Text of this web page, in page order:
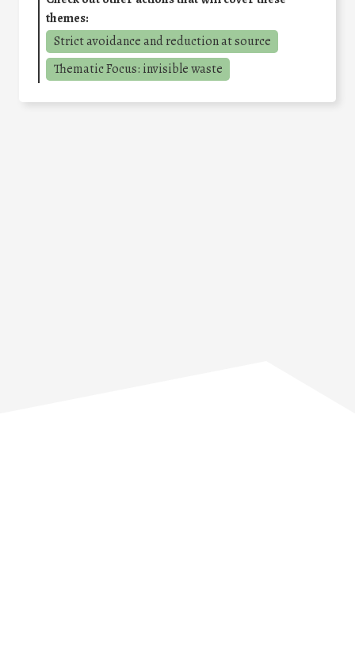
themes:
Strict avoidance and reduction at source
Thematic Focus: invisible waste